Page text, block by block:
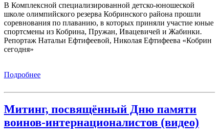
В Комплексной специализированной детско-юношеской
школе олимпийского резерва Кобринского района прошли
соревнования по плаванию, в которых приняли участие юные
спортсмены из Кобрина, Пружан, Ивацевичей и Жабинки.
Репортаж Натальи Ефтифеевой, Николая Ефтифеева «Кобрин
сегодня»
Подробнее
Митинг, посвящённый Дню памяти
воинов-интернационалистов (видео)